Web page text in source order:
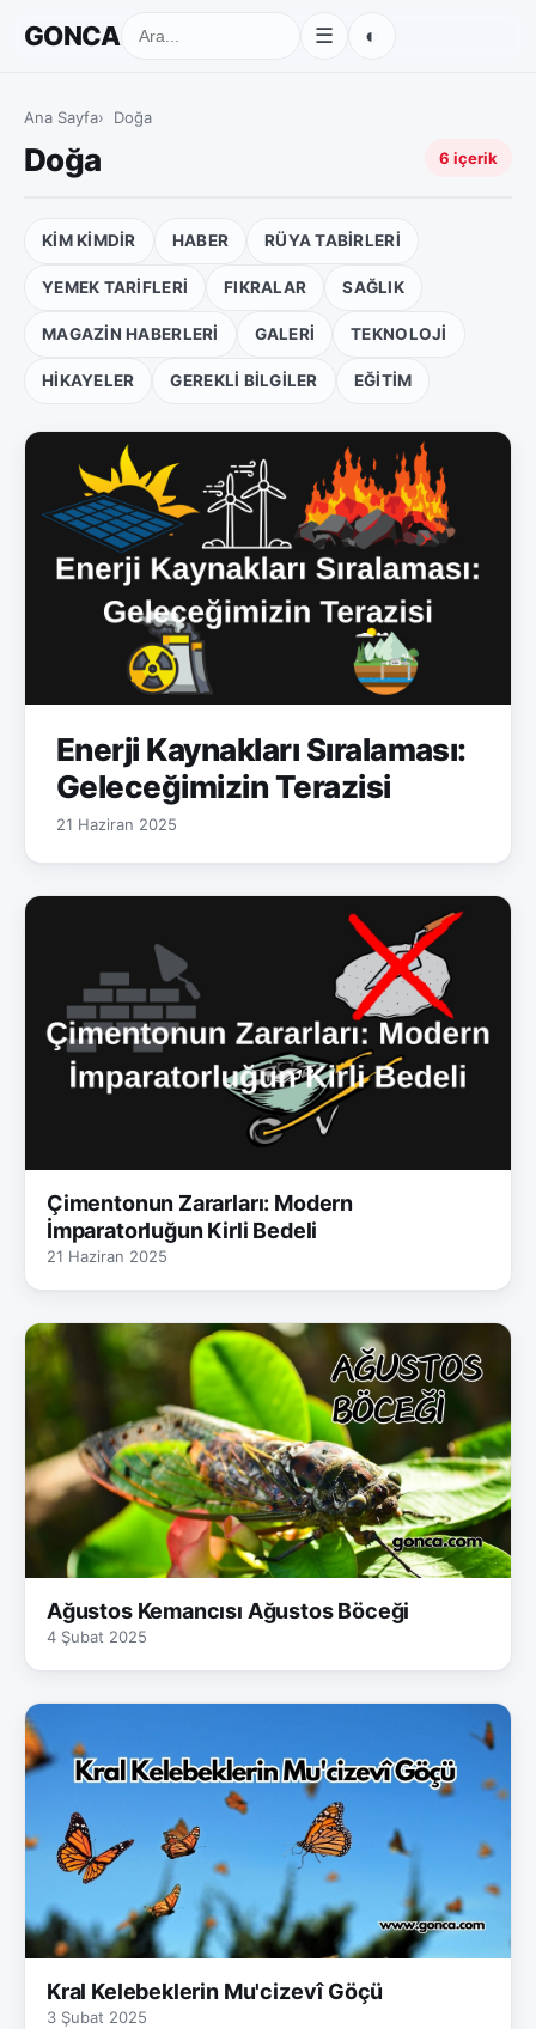
GONCA ☰ ◐
Ana Sayfa Doğa
Doğa 6 içerik
KIM KIMDIR HABER RÜYA TABIRLERI
YEMEK TARIFLERI FIKRALAR SAĞLIK
MAGAZIN HABERLERI GALERI TEKNOLOJI
HIKAYELER GEREKLI BILGILER EĞITIM
Enerji Kaynakları Sıralaması:
Geleceğimizin Terazisi
21 Haziran 2025
Çimentonun Zararları: Modern
İmparatorluğun Kirli Bedeli
21 Haziran 2025
Ağustos Kemancısı Ağustos Böceği
4 Şubat 2025
Kral Kelebeklerin Mu'cizevî Göçü
3 Şubat 2025